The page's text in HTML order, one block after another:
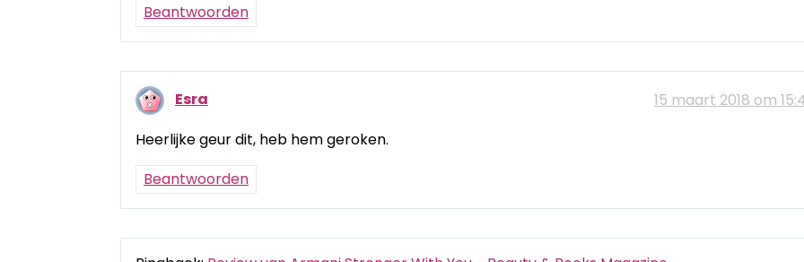
Beantwoorden
Esra
15 maart 2018 om
Heerlijke geur dit, heb hem geroken.
Beantwoorden